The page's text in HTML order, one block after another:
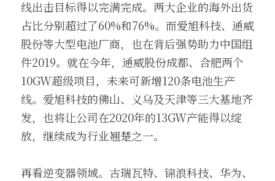
线出击目标得以完满完成。两大企业的海外出货
占比分别超过了60%和76%。而爱旭科技、通威
股份等大型电池厂商，也在背后强势助力中国组
件2019。就在今年，通威股份成都、合肥两个
10GW超级项目，未来可新增120条电池生产
线。爱旭科技的佛山、义乌及天津等三大基地齐
发，也将让公司在2020年的13GW产能得以绽
放，继续成为行业翘楚之一。
再看逆变器领域。古瑞瓦特、锦浪科技、华为、